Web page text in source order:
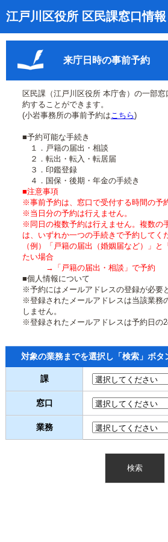
江戸川区役所 区民課窓口情報
トップページ
受付番号の呼出状況確認
証明書の交付状況確認
呼出状況のメール通知登録
来庁日時の事前予約
事前予約の確認・取消
混雑予想カレンダー
本サイトのご利用案内
来庁日時の事前予約
区民課（江戸川区役所 本庁舎）の一部
約することができます。
(小岩事務所の事前予約はこちら)
■予約可能な手続き
１．戸籍の届出・相談
２．転出・転入・転居届
３．印鑑登録
４．国保・後期・年金の手続き
■注意事項
※事前予約は、窓口で受付する時間の予
※当日分の予約は行えません。
※同日の複数予約は行えません。複数の
は、いずれか一つの手続きで予約してく
（例）「戸籍の届出（婚姻届など）」
たい場合
→「戸籍の届出・相談」で予約
■個人情報について
※予約にはメールアドレスの登録が必要
※登録されたメールアドレスは当該業務
しません。
※登録されたメールアドレスは予約日の
対象の業務までを選択し「検索」ボタ
課
窓口
業務